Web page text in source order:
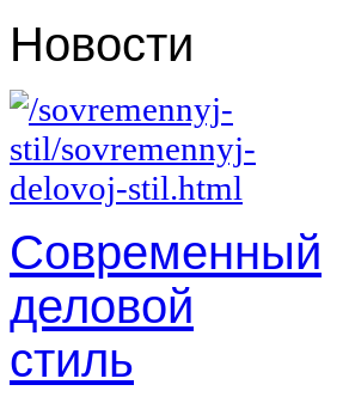
Новости
Современный
деловой
стиль